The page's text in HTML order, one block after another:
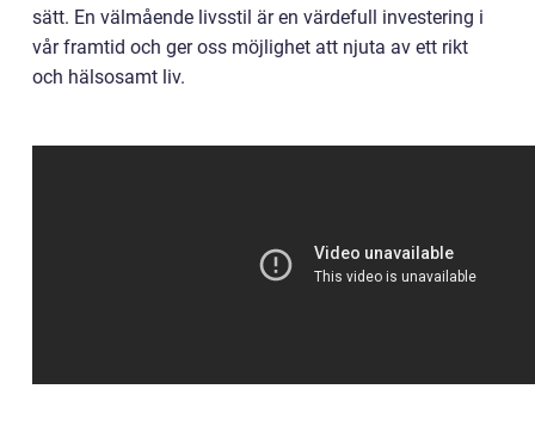
sätt. En välmående livsstil är en värdefull investering i
vår framtid och ger oss möjlighet att njuta av ett rikt
och hälsosamt liv.